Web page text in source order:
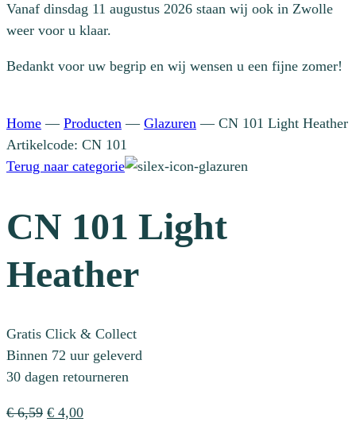
Vanaf dinsdag 11 augustus 2026 staan wij ook in Zwolle
weer voor u klaar.
Bedankt voor uw begrip en wij wensen u een fijne zomer!
Home — Producten — Glazuren — CN 101 Light Heather
Artikelcode: CN 101
Terug naar categorie
CN 101 Light
Heather
Gratis Click & Collect
Binnen 72 uur geleverd
30 dagen retourneren
€6,59 Oorspronkelijke
€ 4,00Huidige